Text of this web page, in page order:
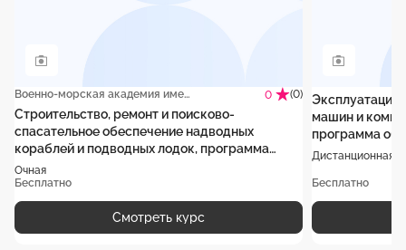
Военно-морская академия имени Адмирала Флота Советского Союза Н.Г. Кузнецова 0 (0)
Строительство, ремонт и поисково-
спасательное обеспечение надводных
кораблей и подводных лодок, программа
специалитета
Очная
Бесплатно
Смотреть курс
Эксплуатация
машин и
программа
Дистанционная
Бесплатно